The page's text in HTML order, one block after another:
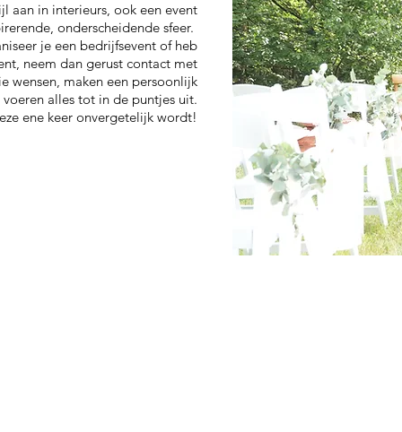
aan in interieurs, ook een event
onderscheidende sfeer.
je een bedrijfsevent of heb
neem dan gerust contact met
wensen, maken een persoonlijk
alles tot in de puntjes uit.
ene keer onvergetelijk wordt!